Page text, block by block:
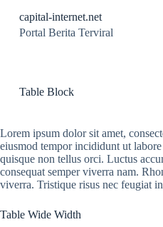
S
k
t
e
n
t
capital-internet.net
Portal Berita Terviral
Table Block
Lorem ipsum dolor sit amet,
eiusmod tempor incididunt ut
quisque non tellus orci. Luctus
consequat semper viverra nam.
viverra. Tristique risus nec feugiat
Table Wide Width